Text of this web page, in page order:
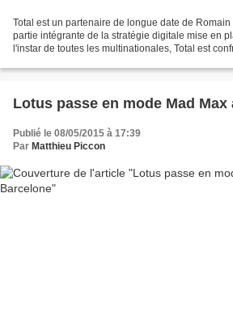
Total est un partenaire de longue date de
partie intégrante de la stratégie digitale mise en
l'instar de toutes les multinationales, Total est
Lotus passe en mode Mad Max
Publié le 08/05/2015 à 17:39
Par Matthieu Piccon